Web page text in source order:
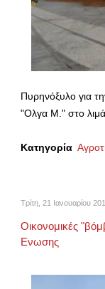
Πυρηνόξυλο για
"Ολγα Μ." στο
Κατηγορία
Τρίτη, 21 Ιανουαρίου
Οικονομικές
Ενωσης